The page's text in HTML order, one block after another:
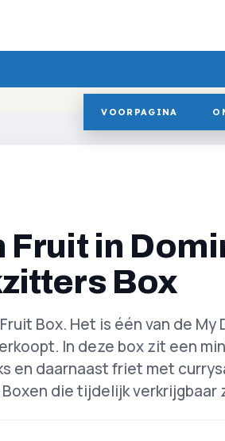
VOORPAGINA
Fruit in
Box
Box. Het is één van de My
In deze box zit een
en daarnaast friet met
die tijdelijk verkrijgbaar